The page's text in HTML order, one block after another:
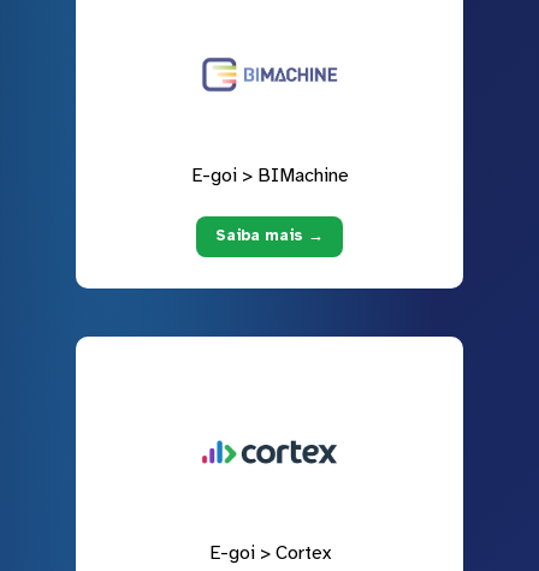
E-goi > BIMachine
Saiba mais →
E-goi > Cortex